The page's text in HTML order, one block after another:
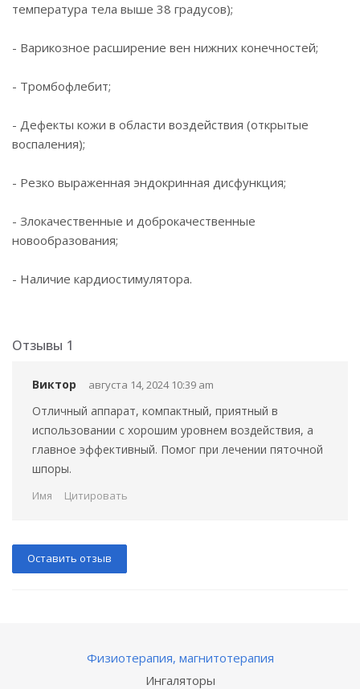
температура тела выше 38 градусов);
- Варикозное расширение вен нижних конечностей;
- Тромбофлебит;
- Дефекты кожи в области воздействия (открытые
воспаления);
- Резко выраженная эндокринная дисфункция;
- Злокачественные и доброкачественные
новообразования;
- Наличие кардиостимулятора.
Отзывы 1
Виктор августа 14, 2024 10:39 am
Отличный аппарат, компактный, приятный в
использовании с хорошим уровнем воздействия, а
главное эффективный. Помог при лечении пяточной
шпоры.
Имя Цитировать
Оставить отзыв
Физиотерапия, магнитотерапия
Ингаляторы